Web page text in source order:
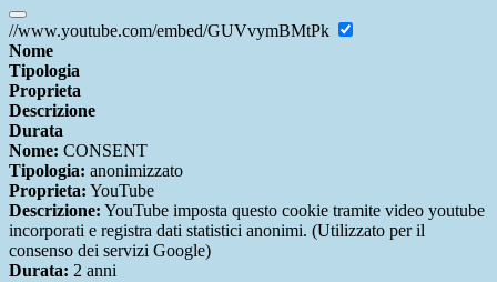
//www.youtube.com/embed/GUVvymBMtPk
Nome
Tipologia
Proprieta
Descrizione
Durata
Nome: CONSENT
Tipologia: anonimizzato
Proprieta: YouTube
Descrizione: YouTube imposta questo cookie tramite video youtube
incorporati e registra dati statistici anonimi. (Utilizzato per il
consenso dei servizi Google)
Durata: 2 anni